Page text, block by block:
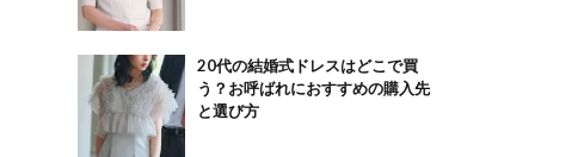
20代の結婚式ドレスはどこで買
う？お呼ばれにおすすめの購入先
と選び方